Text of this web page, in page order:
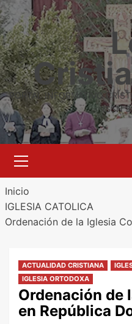
Saltar
al
contenido
PORTAL INFORMATIVO
ISSN
primario
Inicio
IGLESIA CATOLICA
Ordenación de la Iglesia
ACTUALIDAD CRISTIANA
IGLESIA ORTODOXA
Ordenación de
en República